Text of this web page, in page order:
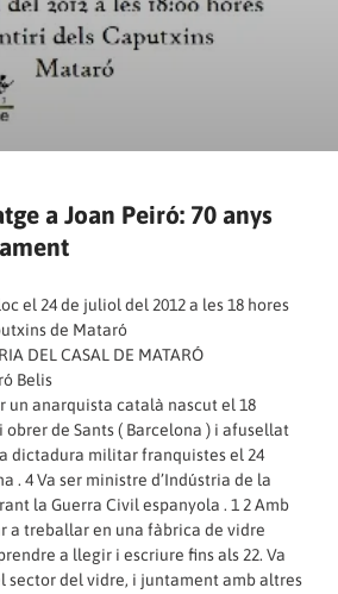
a Joan Peiró: 70 anys
el 24 de juliol del 2012 a les 18 hores
de Mataró
DEL CASAL DE MATARÓ
Belis
un anarquista català nascut el 18
obrer de Sants ( Barcelona ) i afusellat
dictadura militar franquistes el 24
. 4 Va ser ministre d’Indústria de la
la Guerra Civil espanyola . 1 2 Amb
a treballar en una fàbrica de vidre
a llegir i escriure fins als 22. Va
sector del vidre, i juntament amb altres